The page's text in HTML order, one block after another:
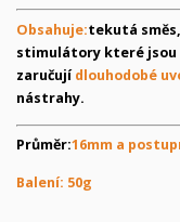
Obsahuje:tekutá
stimulátory které jsou
zaručujídlouhodobé
nástrahy.
Průměr:16mm a
Balení: 50g